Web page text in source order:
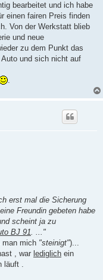
bearbeitet und ich habe
einen fairen Preis finden
Von der Werkstatt blieb
und neue
zu dem Punkt das
und sich nicht auf
.
erst mal die Sicherung
Freundin gebeten habe
scheint ja zu
BJ 91 . ..."
man mich "steinigt")...
, war lediglich ein
.